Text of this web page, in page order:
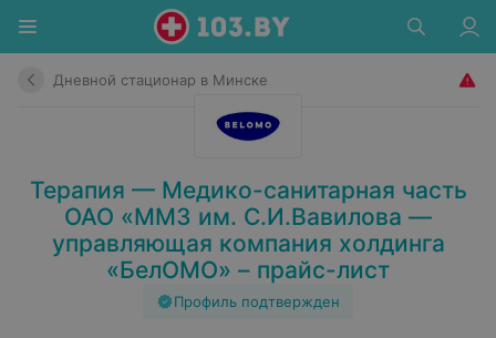
Дневной стационар в Минске
Терапия — Медико-санитарная часть
ОАО «ММЗ им. С.И.Вавилова —
управляющая компания холдинга
«БелОМО» – прайс-лист
Профиль подтвержден